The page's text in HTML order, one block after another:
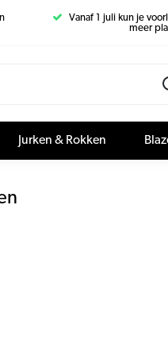
Vanaf 1 juli kun je
meer
Jurken & Rokken